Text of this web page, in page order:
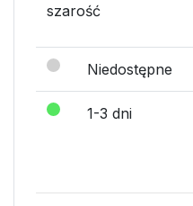
szarość
Niedostępne
1-3 dni